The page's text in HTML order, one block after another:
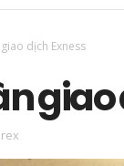
dịch Exness
giao